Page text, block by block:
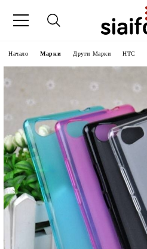
Начало Марки Други Марки HTC